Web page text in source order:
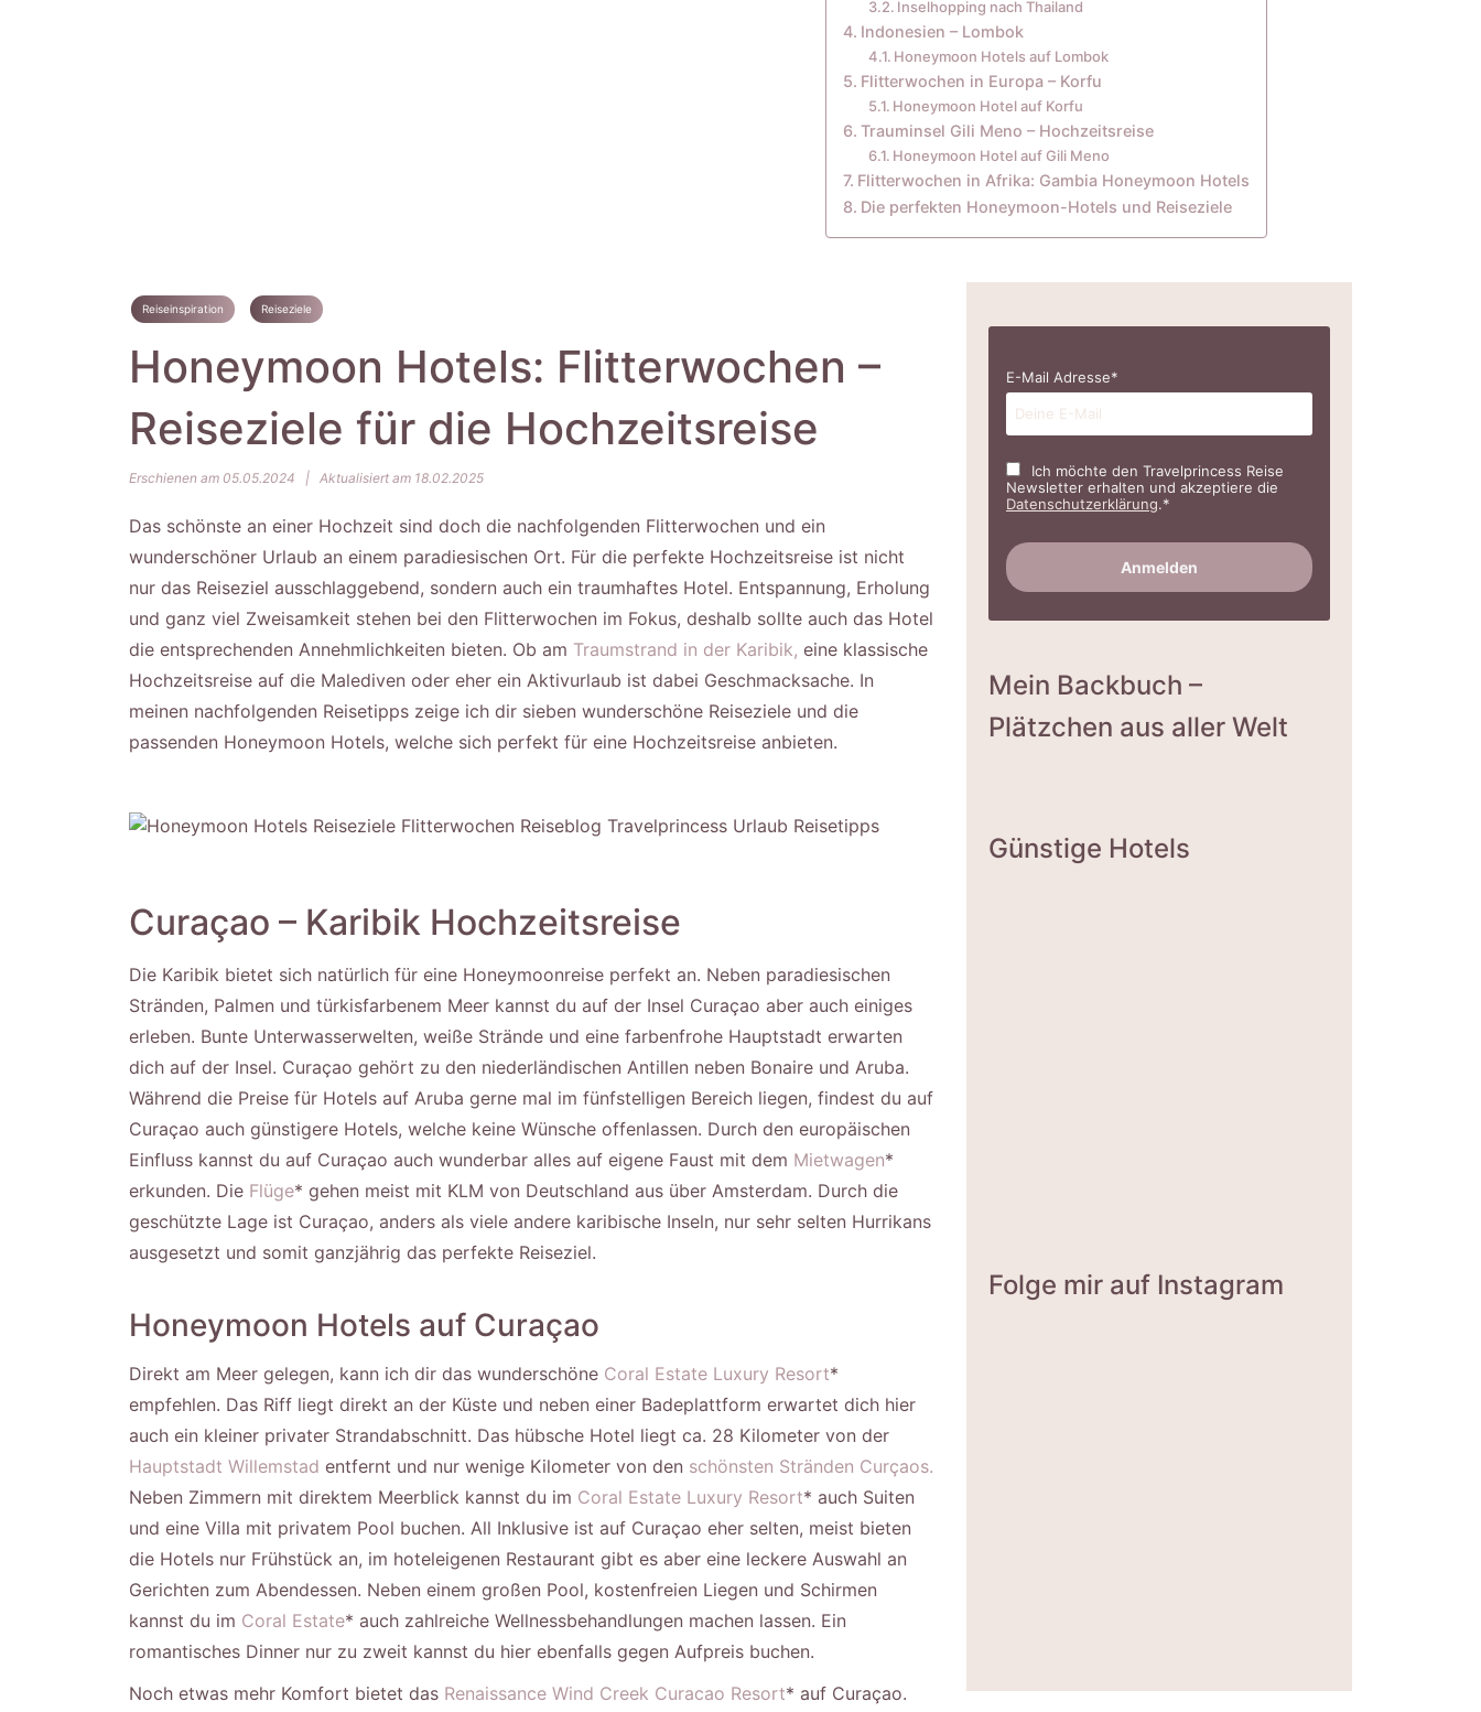
Inselhopping nach Thailand
Indonesien – Lombok
Honeymoon Hotels auf Lombok
Flitterwochen in Europa – Korfu
Honeymoon Hotel auf Korfu
Trauminsel Gili Meno – Hochzeitsreise
Honeymoon Hotel auf Gili Meno
Flitterwochen in Afrika: Gambia Honeymoon Hotels
Die perfekten Honeymoon-Hotels und Reiseziele
Reiseinspiration Reiseziele
Honeymoon Hotels: Flitterwochen –
Reiseziele für die Hochzeitsreise
Erschienen am 05.05.2024 | Aktualisiert am 18.02.2025
Das schönste an einer Hochzeit sind doch die nachfolgenden Flitterwochen und ein
wunderschöner Urlaub an einem paradiesischen Ort. Für die perfekte Hochzeitsreise ist nicht
nur das Reiseziel ausschlaggebend, sondern auch ein traumhaftes Hotel. Entspannung, Erholung
und ganz viel Zweisamkeit stehen bei den Flitterwochen im Fokus, deshalb sollte auch das Hotel
die entsprechenden Annehmlichkeiten bieten. Ob am Traumstrand in der Karibik, eine klassische
Hochzeitsreise auf die Malediven oder eher ein Aktivurlaub ist dabei Geschmacksache. In
meinen nachfolgenden Reisetipps zeige ich dir sieben wunderschöne Reiseziele und die
passenden Honeymoon Hotels, welche sich perfekt für eine Hochzeitsreise anbieten.
Curaçao – Karibik Hochzeitsreise
Die Karibik bietet sich natürlich für eine Honeymoonreise perfekt an. Neben paradiesischen
Stränden, Palmen und türkisfarbenem Meer kannst du auf der Insel Curaçao aber auch einiges
erleben. Bunte Unterwasserwelten, weiße Strände und eine farbenfrohe Hauptstadt erwarten
dich auf der Insel. Curaçao gehört zu den niederländischen Antillen neben Bonaire und Aruba.
Während die Preise für Hotels auf Aruba gerne mal im fünfstelligen Bereich liegen, findest du auf
Curaçao auch günstigere Hotels, welche keine Wünsche offenlassen. Durch den europäischen
Einfluss kannst du auf Curaçao auch wunderbar alles auf eigene Faust mit dem Mietwagen*
erkunden. Die Flüge* gehen meist mit KLM von Deutschland aus über Amsterdam. Durch die
geschützte Lage ist Curaçao, anders als viele andere karibische Inseln, nur sehr selten Hurrikans
ausgesetzt und somit ganzjährig das perfekte Reiseziel.
Honeymoon Hotels auf Curaçao
Direkt am Meer gelegen, kann ich dir das wunderschöne Coral Estate Luxury Resort*
empfehlen. Das Riff liegt direkt an der Küste und neben einer Badeplattform erwartet dich hier
auch ein kleiner privater Strandabschnitt. Das hübsche Hotel liegt ca. 28 Kilometer von der
Hauptstadt Willemstad entfernt und nur wenige Kilometer von den schönsten Stränden Curçaos.
Neben Zimmern mit direktem Meerblick kannst du im Coral Estate Luxury Resort* auch Suiten
und eine Villa mit privatem Pool buchen. All Inklusive ist auf Curaçao eher selten, meist bieten
die Hotels nur Frühstück an, im hoteleigenen Restaurant gibt es aber eine leckere Auswahl an
Gerichten zum Abendessen. Neben einem großen Pool, kostenfreien Liegen und Schirmen
kannst du im Coral Estate* auch zahlreiche Wellnessbehandlungen machen lassen. Ein
romantisches Dinner nur zu zweit kannst du hier ebenfalls gegen Aufpreis buchen.
Noch etwas mehr Komfort bietet das Renaissance Wind Creek Curacao Resort* auf Curaçao.
E-Mail Adresse*
Ich möchte den Travelprincess Reise
Newsletter erhalten und akzeptiere die
Datenschutzerklärung.*
Mein Backbuch –
Plätzchen aus aller Welt
Günstige Hotels
Folge mir auf Instagram